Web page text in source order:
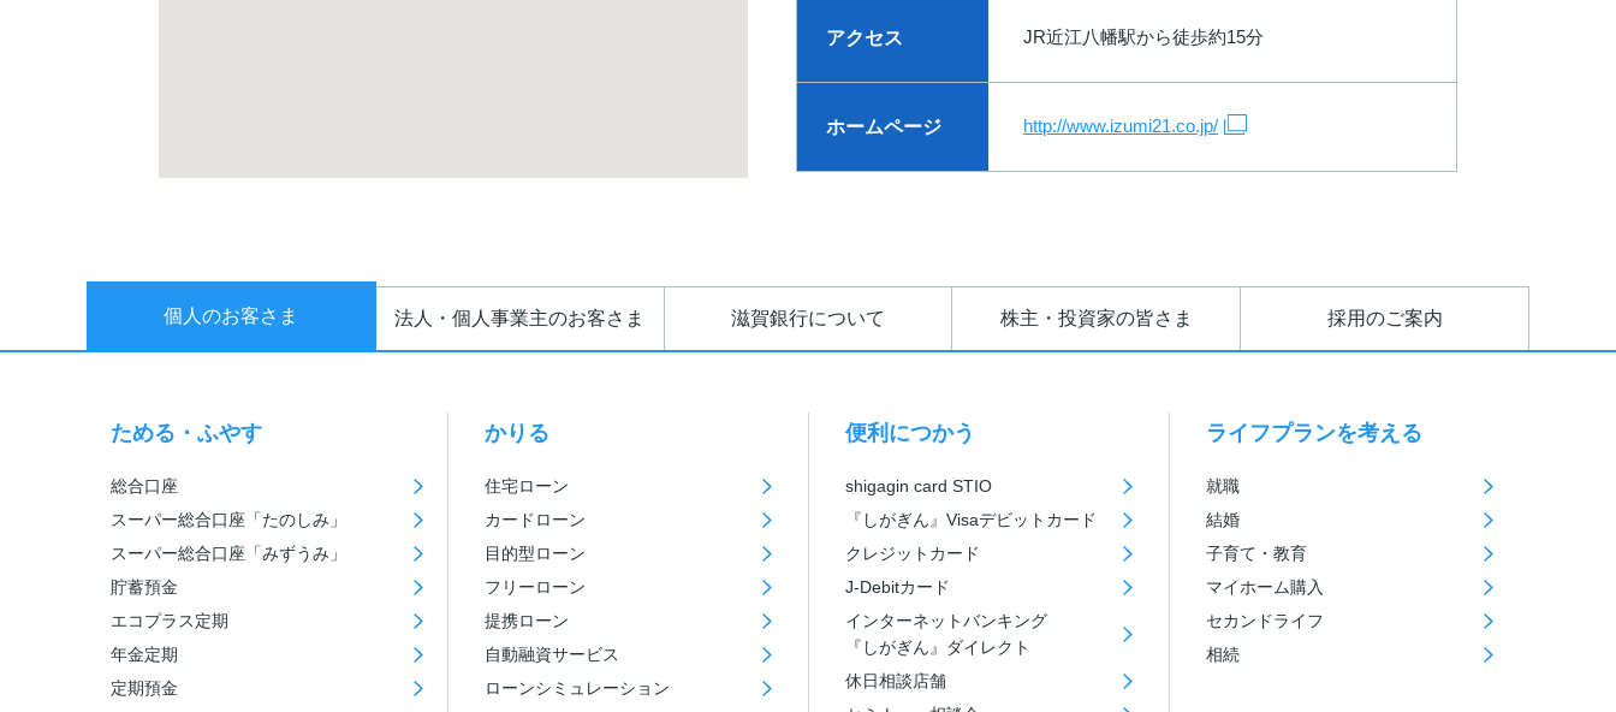
アクセス JR近江八幡駅から徒歩約15分
ホームページ http://www.izumi21.co.jp/
個人のお客さま 法人・個人事業主のお客さま 滋賀銀行について 株主・投資家の皆さま 採用のご案内
ためる・ふやす
総合口座
スーパー総合口座「たのしみ」
スーパー総合口座「みずうみ」
貯蓄預金
エコプラス定期
年金定期
定期預金
かりる
住宅ローン
カードローン
目的型ローン
フリーローン
提携ローン
自動融資サービス
ローンシミュレーション
便利につかう
shigagin card STIO
『しがぎん』Visaデビットカード
クレジットカード
J-Debitカード
インターネットバンキング
『しがぎん』ダイレクト
休日相談店舗
ライフプランを考える
就職
結婚
子育て・教育
マイホーム購入
セカンドライフ
相続